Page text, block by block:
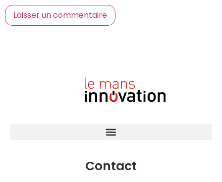
Contact